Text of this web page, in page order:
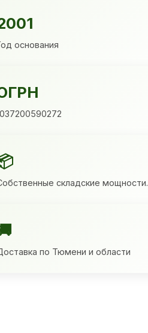
основания
складские мощности.
по Тюмени и области